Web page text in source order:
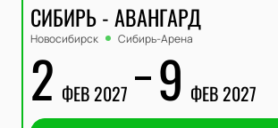
СИБИРЬ - АВАНГАРД
Новосибирск Сибирь-Арена
2 ФЕВ 2027 9 ФЕВ 2027